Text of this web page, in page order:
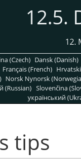
12.5.
12.
(Czech) Dansk (Danish)
Français (French)
Norsk Nynorsk
(Russian) Slovenčina
український
tips